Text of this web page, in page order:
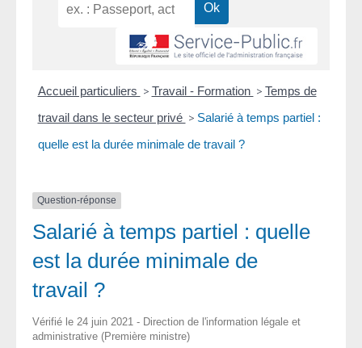
Accueil particuliers > Travail - Formation > Temps de
travail dans le secteur privé > Salarié à temps partiel :
quelle est la durée minimale de travail ?
Question-réponse
Salarié à temps partiel : quelle
est la durée minimale de
travail ?
Vérifié le 24 juin 2021 - Direction de l'information légale et
administrative (Première ministre)